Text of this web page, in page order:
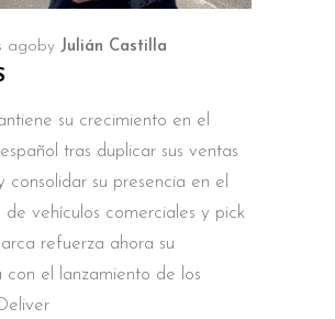
ago by Julián Castilla
su crecimiento en el
tras duplicar sus ventas
consolidar su presencia en el
de vehículos comerciales y pick
refuerza ahora su
con el lanzamiento de los